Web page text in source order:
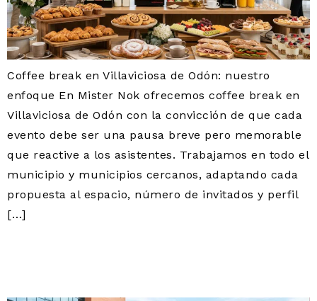
Coffee break en Villaviciosa de Odón: nuestro
enfoque En Mister Nok ofrecemos coffee break en
Villaviciosa de Odón con la convicción de que cada
evento debe ser una pausa breve pero memorable
que reactive a los asistentes. Trabajamos en todo el
municipio y municipios cercanos, adaptando cada
propuesta al espacio, número de invitados y perfil
[…]